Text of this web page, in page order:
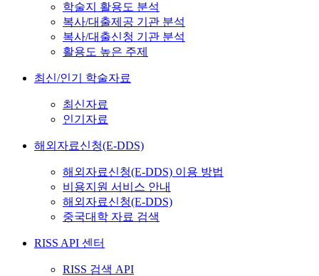
학술지 활용도 분석
복사/대출제공 기관 분석
복사/대출신청 기관 분석
활용도 높은 주제
최신/인기 학술자료
최신자료
인기자료
해외자료신청(E-DDS)
해외자료신청(E-DDS) 이용 방법
비용지원 서비스 안내
해외자료신청(E-DDS)
중국대학 자료 검색
RISS API 센터
RISS 검색 API